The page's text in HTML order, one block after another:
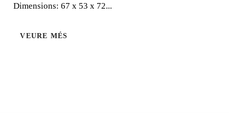
Dimensions: 67 x 53 x 72...
VEURE MÉS